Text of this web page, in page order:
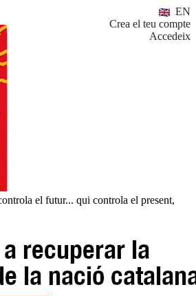
EN
Crea el teu compte
Accedeix
el futur... qui controla el present,